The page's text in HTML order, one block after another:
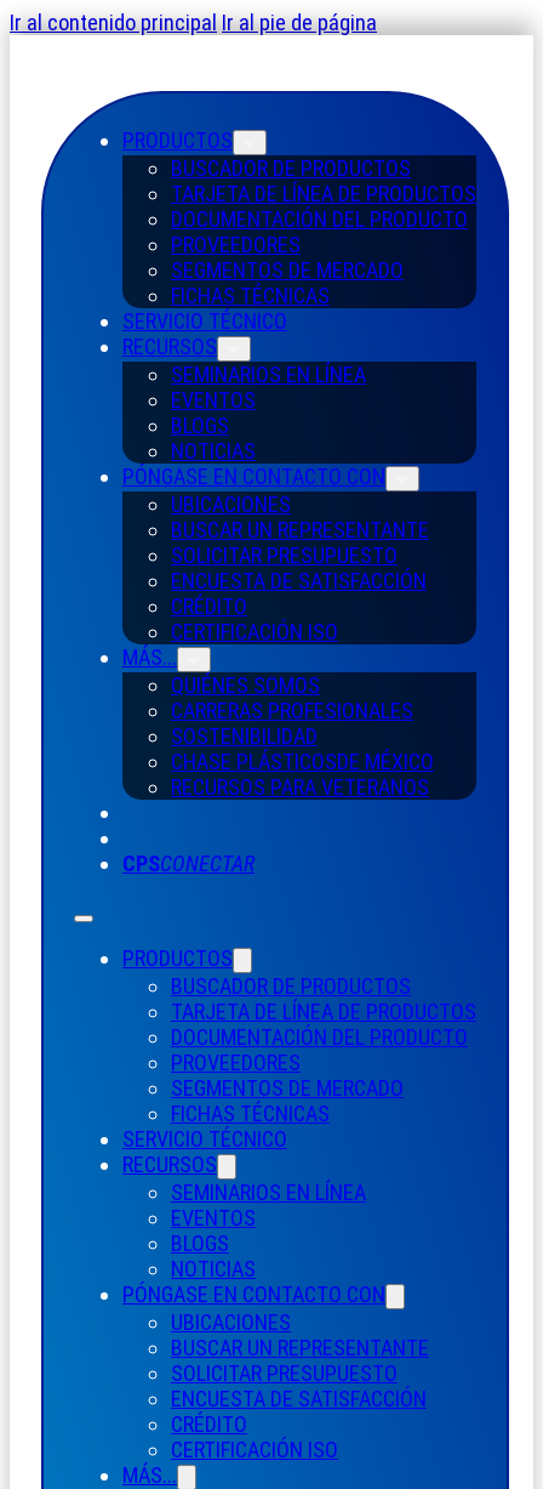
Ir al contenido principalIr al pie de página
PRODUCTOS
BUSCADOR DE PRODUCTOS
TARJETA DE LÍNEA DE PRODUCTOS
DOCUMENTACIÓN DEL PRODUCTO
PROVEEDORES
SEGMENTOS DE MERCADO
FICHAS TÉCNICAS
SERVICIO TÉCNICO
RECURSOS
SEMINARIOS EN LÍNEA
EVENTOS
BLOGS
NOTICIAS
PÓNGASE EN CONTACTO CON
UBICACIONES
BUSCAR UN REPRESENTANTE
SOLICITAR PRESUPUESTO
ENCUESTA DE SATISFACCIÓN
CRÉDITO
CERTIFICACIÓN ISO
MÁS...
QUIÉNES SOMOS
CARRERAS PROFESIONALES
SOSTENIBILIDAD
CHASE PLÁSTICOSDE MÉXICO
RECURSOS PARA VETERANOS
CPSCONECTAR
PRODUCTOS
BUSCADOR DE PRODUCTOS
TARJETA DE LÍNEA DE PRODUCTOS
DOCUMENTACIÓN DEL PRODUCTO
PROVEEDORES
SEGMENTOS DE MERCADO
FICHAS TÉCNICAS
SERVICIO TÉCNICO
RECURSOS
SEMINARIOS EN LÍNEA
EVENTOS
BLOGS
NOTICIAS
PÓNGASE EN CONTACTO CON
UBICACIONES
BUSCAR UN REPRESENTANTE
SOLICITAR PRESUPUESTO
ENCUESTA DE SATISFACCIÓN
CRÉDITO
CERTIFICACIÓN ISO
MÁS...